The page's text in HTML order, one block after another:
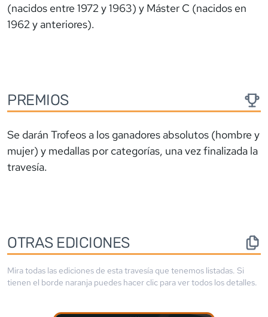
(nacidos entre 1972 y 1963) y Máster C (nacidos en
1962 y anteriores).
PREMIOS
Se darán Trofeos a los ganadores absolutos (hombre y
mujer) y medallas por categorías, una vez finalizada la
travesía.
OTRAS EDICIONES
Mira todas las ediciones de esta travesía que tenemos listadas. Si
tienen el borde naranja puedes hacer clic para ver todos los detalles.